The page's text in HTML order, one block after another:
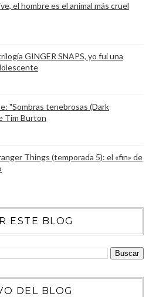
el hombre es el animal más cruel
GINGER SNAPS, yo fui una
"Sombras tenebrosas (Dark
Tim Burton
Things (temporada 5): el «fin» de
ESTE BLOG
DEL BLOG